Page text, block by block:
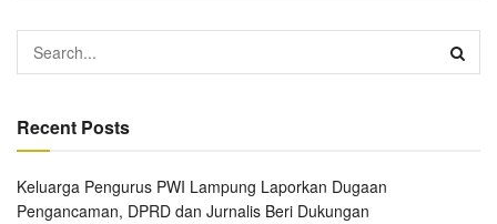
Recent Posts
Keluarga Pengurus PWI Lampung Laporkan Dugaan
Pengancaman, DPRD dan Jurnalis Beri Dukungan